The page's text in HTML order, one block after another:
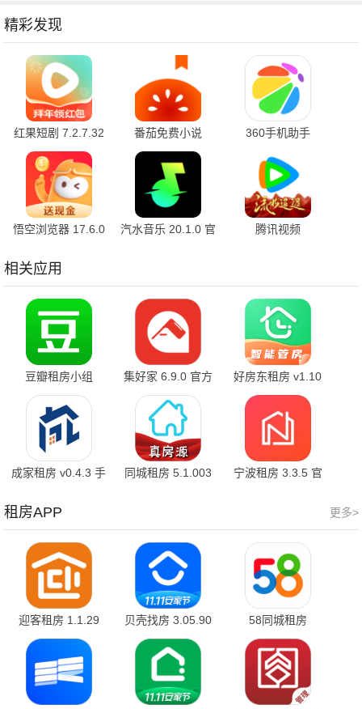
精彩发现
红果短剧 7.2.7.32
官方版
番茄免费小说
7.2.7.32 安卓版
360手机助手
悟空浏览器 17.6.0
汽水音乐 20.1.0 官
腾讯视频
相关应用
豆瓣租房小组
7.121.1 最新版
集好家 6.9.0 官方
版
好房东租房 v1.10
安卓版
成家租房 v0.4.3 手
同城租房 5.1.003
宁波租房 3.3.5 官
更多>
租房APP
迎客租房 1.1.29
贝壳找房 3.05.90
手机版
58同城租房
13.54.2 官方版